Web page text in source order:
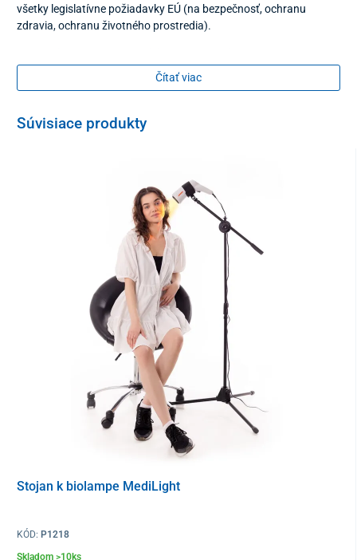
všetky legislatívne požiadavky EÚ (na bezpečnosť, ochranu
zdravia, ochranu životného prostredia).
Polarizované svetlo preniká 4,5 až 6 cm pod kožu
podporuje zdravý vývoj bunkových štruktúr. Terapia svetlom
aktivuje samoliečebnú schopnosť ľudského organizmu a vyvoláva
Použitie biolampy Medilight:
Biolampa sa používa v rôznych oblastiach medicíny pri liečení a
prevencii rozličných chorôb:
urýchľuje regeneračné procesy, zmierňuje svalové
Reumatológia
Čítať viac
Súvisiace produkty
Stojan k biolampe MediLight
KÓD: P1218
Skladom >10ks